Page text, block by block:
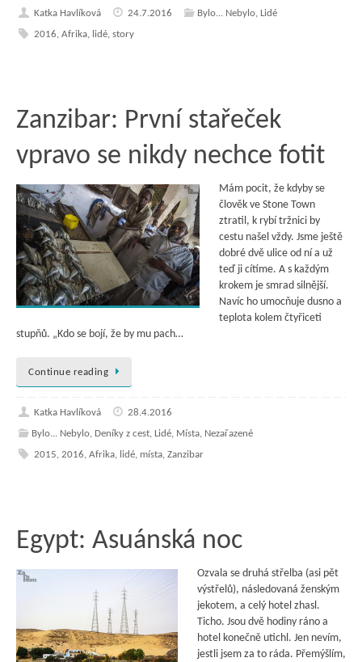
Katka Havlíková 24.7.2016 Bylo... Nebylo, Lidé
2016, Afrika, lidé, story
Zanzibar: První stařeček
vpravo se nikdy nechce fotit
Mám pocit, že kdyby se
člověk ve Stone Town
ztratil, k rybí tržnici by
cestu našel vždy. Jsme ještě
dobré dvě ulice od ní a už
teď ji cítíme. A s každým
krokem je smrad silnější.
Navíc ho umocňuje dusno a
teplota kolem čtyřiceti
stupňů. „Kdo se bojí, že by mu pach…
Continue reading
Katka Havlíková
28.4.2016
Bylo... Nebylo, Deníky z cest, Lidé, Místa, Nezařazené
2015, 2016, Afrika, lidé, místa, Zanzibar
Egypt: Asuánská noc
Ozvala se druhá střelba (asi pět
výstřelů), následovaná ženským
jekotem, a celý hotel zhasl.
Ticho. Jsou dvě hodiny ráno a
hotel konečně utichl. Jen nevím,
jestli jsem za to ráda. Přemýšlím,